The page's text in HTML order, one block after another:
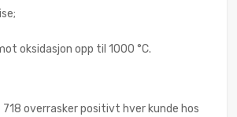
oksidasjon opp til 1000 °C.
718 overrasker positivt hver kunde hos